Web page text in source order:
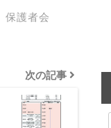
保護者会
次の記事